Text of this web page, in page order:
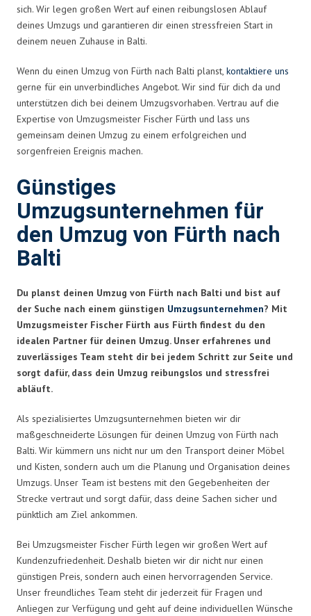
sich. Wir legen großen Wert auf einen reibungslosen Ablauf
deines Umzugs und garantieren dir einen stressfreien Start in
deinem neuen Zuhause in Balti.
Wenn du einen Umzug von Fürth nach Balti planst, kontaktiere uns
gerne für ein unverbindliches Angebot. Wir sind für dich da und
unterstützen dich bei deinem Umzugsvorhaben. Vertrau auf die
Expertise von Umzugsmeister Fischer Fürth und lass uns
gemeinsam deinen Umzug zu einem erfolgreichen und
sorgenfreien Ereignis machen.
Günstiges
Umzugsunternehmen für
den Umzug von Fürth nach
Balti
Du planst deinen Umzug von Fürth nach Balti und bist auf
der Suche nach einem günstigen Umzugsunternehmen? Mit
Umzugsmeister Fischer Fürth aus Fürth findest du den
idealen Partner für deinen Umzug. Unser erfahrenes und
zuverlässiges Team steht dir bei jedem Schritt zur Seite und
sorgt dafür, dass dein Umzug reibungslos und stressfrei
abläuft.
Als spezialisiertes Umzugsunternehmen bieten wir dir
maßgeschneiderte Lösungen für deinen Umzug von Fürth nach
Balti. Wir kümmern uns nicht nur um den Transport deiner Möbel
und Kisten, sondern auch um die Planung und Organisation deines
Umzugs. Unser Team ist bestens mit den Gegebenheiten der
Strecke vertraut und sorgt dafür, dass deine Sachen sicher und
pünktlich am Ziel ankommen.
Bei Umzugsmeister Fischer Fürth legen wir großen Wert auf
Kundenzufriedenheit. Deshalb bieten wir dir nicht nur einen
günstigen Preis, sondern auch einen hervorragenden Service.
Unser freundliches Team steht dir jederzeit für Fragen und
Anliegen zur Verfügung und geht auf deine individuellen Wünsche